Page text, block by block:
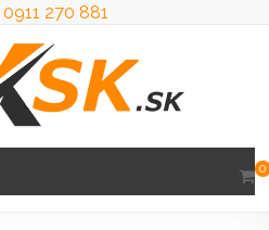
0911 270 881
0